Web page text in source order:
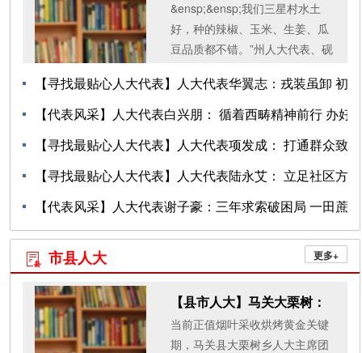
大代表李凤娟： ...
&ensp;&ensp;我们三星村水土
好，种的辣椒、玉米、生姜、瓜
豆品质都不错。”州人大代表、砚
娟站在路口，带着几分...
【寻找最贴心人大代表】人大代表华翼志：戎装虽卸 初
心不改
08-03
【代表风采】人大代表白兴朋： 循着西畴精神前行 办好
群众大...
07-31
【寻找最贴心人大代表】人大代表项发成： 打通群众致
富路
07-29
【寻找最贴心人大代表】人大代表陆永艾： 立足社区方
寸地 激...
07-28
【代表风采】人大代表谢子豪：三年求索破困局 一田蔗
绿拓新途
07-15
 市县人大 更多+
【县市人大】马关大栗树：
代表搭桥铺路护航...
当前正值烟叶采收烘烤黄金关键
期，马关县大栗树乡人大主席团